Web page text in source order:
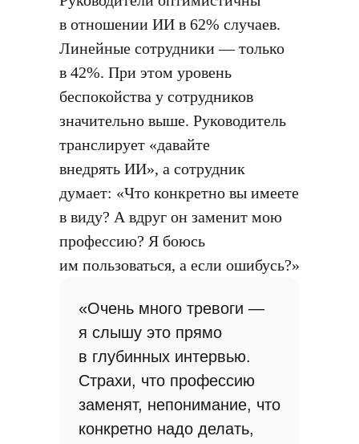
в отношении ИИ в 62% случаев.
Линейные сотрудники — только
в 42%. При этом уровень
беспокойства у сотрудников
значительно выше. Руководитель
транслирует «давайте
внедрять ИИ», а сотрудник
думает: «Что конкретно вы имеете
в виду? А вдруг он заменит мою
профессию? Я боюсь
им пользоваться, а если ошибусь?»
«Очень много тревоги —
я слышу это прямо
в глубинных интервью.
Страхи, что профессию
заменят, непонимание, что
конкретно надо делать,